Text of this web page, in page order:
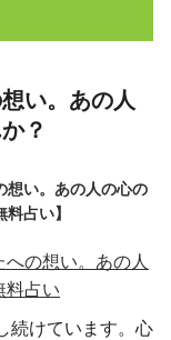
い。あの人
？
の想い。あの人
料占い
続けています。心